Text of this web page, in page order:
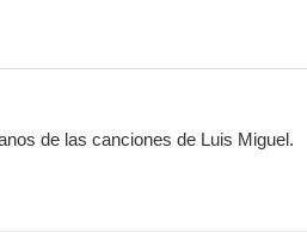
de las canciones de Luis Miguel.